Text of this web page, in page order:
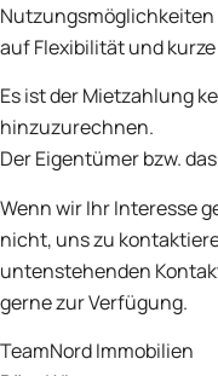
auf Flexibilität und kurze
Es ist der Mietzahlung
hinzuzurechnen.
Der Eigentümer bzw.
Wenn wir Ihr Interesse
nicht, uns zu
untenstehenden
gerne zur Verfügung.
TeamNord Immobilien